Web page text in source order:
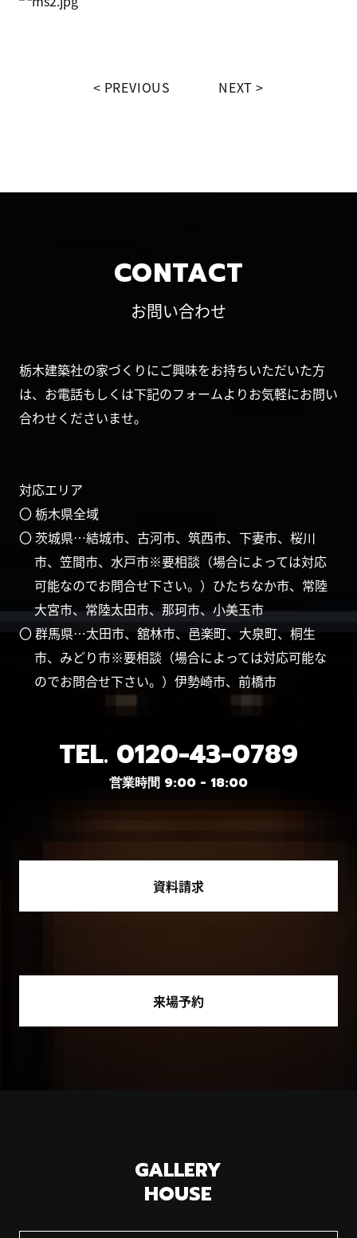
PREVIOUS NEXT
CONTACT
お問い合わせ
栃木建築社の家づくりにご興味をお持ちいただいた方
は、お電話もしくは下記のフォームよりお気軽にお問い
合わせくださいませ。
対応エリア
〇 栃木県全域
〇 茨城県…結城市、古河市、筑西市、下妻市、桜川
市、笠間市、水戸市※要相談（場合によっては対応
可能なのでお問合せ下さい。）ひたちなか市、常陸
大宮市、常陸太田市、那珂市、小美玉市
〇 群馬県…太田市、舘林市、邑楽町、大泉町、桐生
市、みどり市※要相談（場合によっては対応可能な
のでお問合せ下さい。）伊勢崎市、前橋市
TEL. 0120-43-0789
営業時間 9:00 - 18:00
資料請求
来場予約
GALLERY
HOUSE